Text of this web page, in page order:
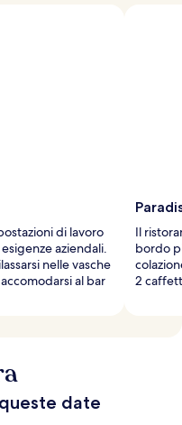
di lavoro
aziendali.
nelle vasche
al bar
Il
bordo
2
date